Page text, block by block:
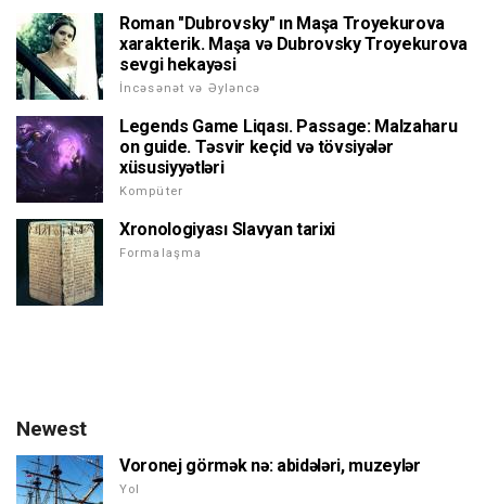
Roman "Dubrovsky" ın Maşa Troyekurova
xarakterik. Maşa və Dubrovsky Troyekurova
sevgi hekayəsi
İncəsənət və Əyləncə
Legends Game Liqası. Passage: Malzaharu
on guide. Təsvir keçid və tövsiyələr
xüsusiyyətləri
Kompüter
Xronologiyası Slavyan tarixi
Formalaşma
Newest
Voronej görmək nə: abidələri, muzeylər
Yol